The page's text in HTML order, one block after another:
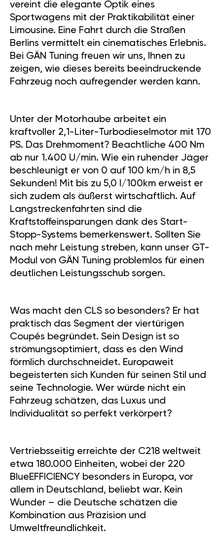
vereint die elegante Optik eines
Sportwagens mit der Praktikabilität einer
Limousine. Eine Fahrt durch die Straßen
Berlins vermittelt ein cinematisches Erlebnis.
Bei GÄN Tuning freuen wir uns, Ihnen zu
zeigen, wie dieses bereits beeindruckende
Fahrzeug noch aufregender werden kann.
Unter der Motorhaube arbeitet ein
kraftvoller 2,1-Liter-Turbodieselmotor mit 170
PS. Das Drehmoment? Beachtliche 400 Nm
ab nur 1.400 U/min. Wie ein ruhender Jäger
beschleunigt er von 0 auf 100 km/h in 8,5
Sekunden! Mit bis zu 5,0 l/100km erweist er
sich zudem als äußerst wirtschaftlich. Auf
Langstreckenfahrten sind die
Kraftstoffeinsparungen dank des Start-
Stopp-Systems bemerkenswert. Sollten Sie
nach mehr Leistung streben, kann unser GT-
Modul von GÄN Tuning problemlos für einen
deutlichen Leistungsschub sorgen.
Was macht den CLS so besonders? Er hat
praktisch das Segment der viertürigen
Coupés begründet. Sein Design ist so
strömungsoptimiert, dass es den Wind
förmlich durchschneidet. Europaweit
begeisterten sich Kunden für seinen Stil und
seine Technologie. Wer würde nicht ein
Fahrzeug schätzen, das Luxus und
Individualität so perfekt verkörpert?
Vertriebsseitig erreichte der C218 weltweit
etwa 180.000 Einheiten, wobei der 220
BlueEFFICIENCY besonders in Europa, vor
allem in Deutschland, beliebt war. Kein
Wunder – die Deutsche schätzen die
Kombination aus Präzision und
Umweltfreundlichkeit.